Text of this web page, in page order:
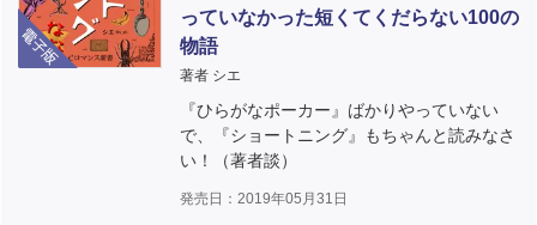
電子版
っていなかった短くてくだらない100の
物語
著者 シエ
『ひらがなポーカー』ばかりやっていない
で、『ショートニング』もちゃんと読みなさ
い！（著者談）
発売日：2019年05月31日